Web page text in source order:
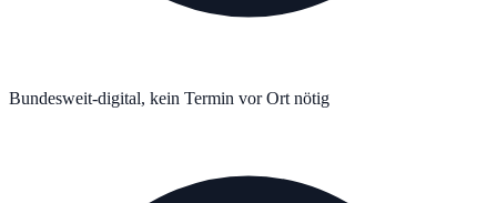
Bundesweit-digital, kein Termin vor Ort nötig